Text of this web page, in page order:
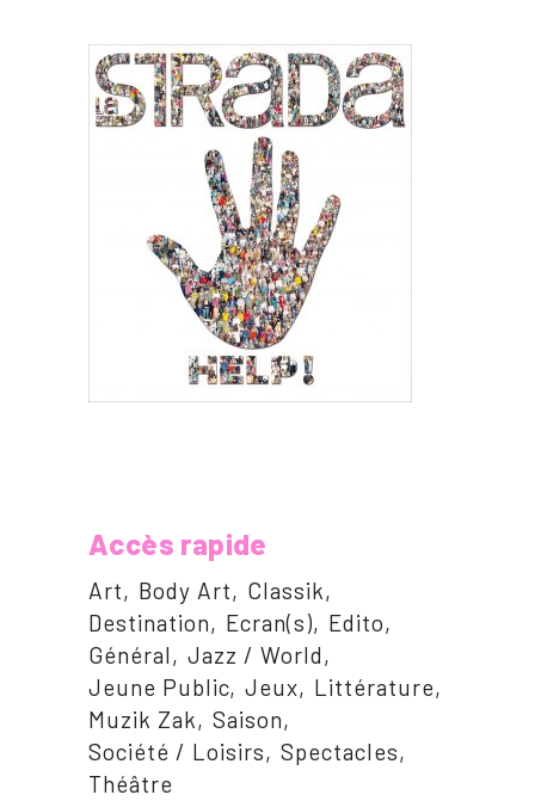
Accès rapide
Art Body Art
Classik
Destination
Ecran(s)
Edito
Général
Jazz / World
Jeune Public Jeux
Littérature
Muzik Zak
Saison
Société / Loisirs
Spectacles
Théâtre